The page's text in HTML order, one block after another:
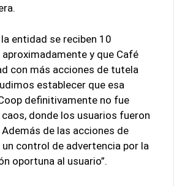
entidad se reciben 10
y que Café
con más acciones de tutela
establecer que esa
definitivamente no fue
donde los usuarios fueron
de las acciones de
control de advertencia por la
oportuna al usuario”.